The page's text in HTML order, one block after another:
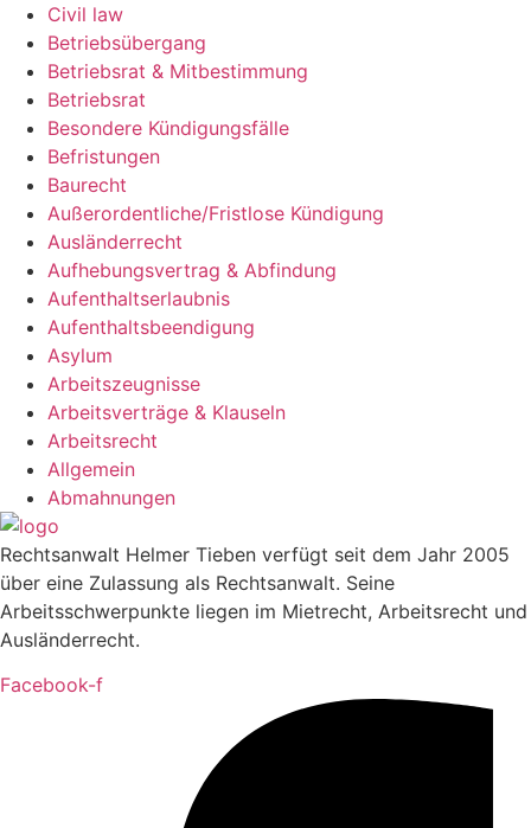
Civil law
Betriebsübergang
Betriebsrat & Mitbestimmung
Betriebsrat
Besondere Kündigungsfälle
Befristungen
Baurecht
Außerordentliche/Fristlose Kündigung
Ausländerrecht
Aufhebungsvertrag & Abfindung
Aufenthaltserlaubnis
Aufenthaltsbeendigung
Asylum
Arbeitszeugnisse
Arbeitsverträge & Klauseln
Arbeitsrecht
Allgemein
Abmahnungen
Rechtsanwalt Helmer Tieben verfügt seit dem Jahr 2005
über eine Zulassung als Rechtsanwalt. Seine
Arbeitsschwerpunkte liegen im Mietrecht, Arbeitsrecht und
Ausländerrecht.
Facebook-f